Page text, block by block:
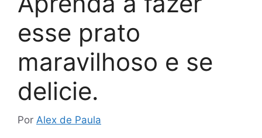
esse prato
maravilhoso e se
delicie.
Por Alex de Paula